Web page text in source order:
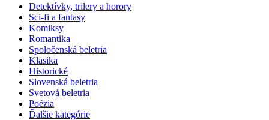
Detektívky, trilery a horory
Sci-fi a fantasy
Komiksy
Romantika
Spoločenská beletria
Klasika
Historické
Slovenská beletria
Svetová beletria
Poézia
Ďalšie kategórie